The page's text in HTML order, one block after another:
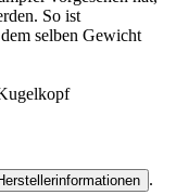
So ist
selben Gewicht
.